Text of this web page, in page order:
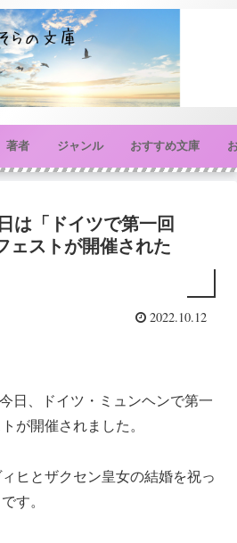
著者 ジャンル おすすめ文庫
は「ドイツで第一回
ェストが開催された
2022.10.12
日、ドイツ・ミュンヘンで第一
が開催されました。
ヒとザクセン皇女の結婚を祝っ
す。